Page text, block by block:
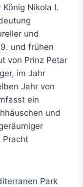
Nikola I.
und
und frühen
von Prinz Petar
im Jahr
Jahr von
ein
und
Pracht
Park